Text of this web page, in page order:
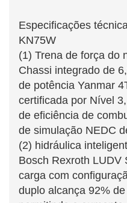
Especificações
KN75W
(1) Trena de força do
Chassi integrado de
de potência Yanmar
certificada por Nível
de eficiência de
de simulação NEDC
(2) hidráulica
Bosch Rexroth LUDV
carga com
duplo alcança 92%